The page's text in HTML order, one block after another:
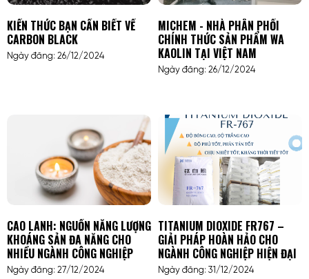
KIẾN THỨC BẠN CẦN BIẾT VỀ
CARBON BLACK
Ngày đăng: 26/12/2024
MICHEM - NHÀ PHÂN PHỐI
CHÍNH THỨC SẢN PHẨM WA
KAOLIN TẠI VIỆT NAM
Ngày đăng: 26/12/2024
CAO LANH: NGUỒN NĂNG LƯỢNG
KHOÁNG SẢN ĐA NĂNG CHO
NHIỀU NGÀNH CÔNG NGHIỆP
Ngày đăng: 27/12/2024
TITANIUM DIOXIDE FR767 –
GIẢI PHÁP HOÀN HẢO CHO
NGÀNH CÔNG NGHIỆP HIỆN ĐẠI
Ngày đăng: 31/12/2024